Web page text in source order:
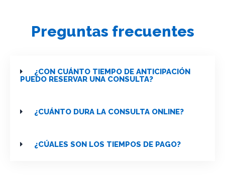
Preguntas frecuentes
¿CON CUÁNTO TIEMPO DE ANTICIPACIÓN
PUEDO RESERVAR UNA CONSULTA?
¿CUÁNTO DURA LA CONSULTA ONLINE?
¿CÚALES SON LOS TIEMPOS DE PAGO?